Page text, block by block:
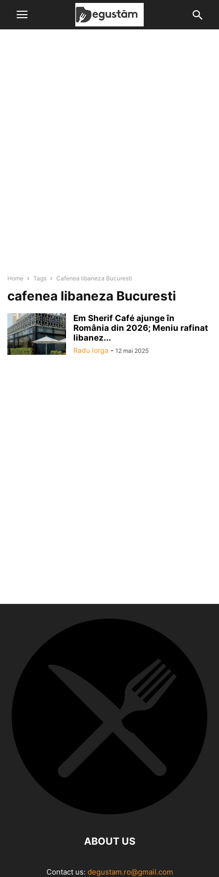
Home Tags Cafenea libaneza Bucuresti
cafenea libaneza Bucuresti
Em Sherif Café ajunge în
România din 2026; Meniu rafinat
libanez...
Radu Iorga - 12 mai 2025
ABOUT US
Contact us: degustam.ro@gmail.com